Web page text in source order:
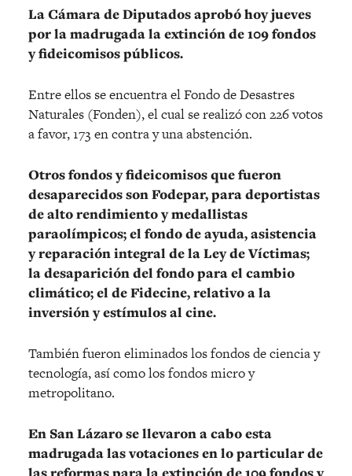
La Cámara de Diputados aprobó hoy jueves
por la madrugada la extinción de 109 fondos
y fideicomisos públicos.
Entre ellos se encuentra el Fondo de Desastres
Naturales (Fonden), el cual se realizó con 226 votos
a favor, 173 en contra y una abstención.
Otros fondos y fideicomisos que fueron
desaparecidos son Fodepar, para deportistas
de alto rendimiento y medallistas
paraolímpicos; el fondo de ayuda, asistencia
y reparación integral de la Ley de Víctimas;
la desaparición del fondo para el cambio
climático; el de Fidecine, relativo a la
inversión y estímulos al cine.
También fueron eliminados los fondos de ciencia y
tecnología, así como los fondos micro y
metropolitano.
En San Lázaro se llevaron a cabo esta
madrugada las votaciones en lo particular de